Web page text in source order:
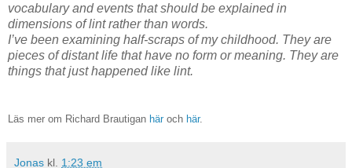
vocabulary and events that should be explained in
dimensions of lint rather than words.
I’ve been examining half-scraps of my childhood. They are
pieces of distant life that have no form or meaning. They are
things that just happened like lint.
Läs mer om Richard Brautigan här och här.
Jonas kl. 1:23 em